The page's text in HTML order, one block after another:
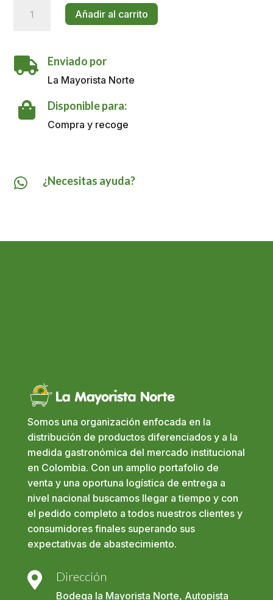
Vinagre+Limon
GR
cantidad
Añadir al carrito
 Enviado por
La Mayorista Norte
 Disponible para:
Compra y recoge
 ¿Necesitas ayuda?
Somos una organización enfocada en la
distribución de productos diferenciados y a la
medida gastronómica del mercado institucional
en Colombia. Con un amplio portafolio de
venta y una oportuna logística de entrega a
nivel nacional buscamos llegar a tiempo y con
el pedido completo a todos nuestros clientes y
consumidores finales superando sus
expectativas de abastecimiento.
 Dirección
Bodega la Mayorista Norte, Autopista